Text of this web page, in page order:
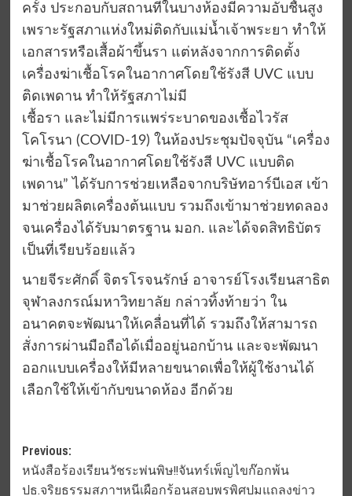
ครั้ง ประกอบกับสถานที่ในบางห้องมีความอับชื้นสูง
เพราะรัฐสภาแห่งใหม่ติดกับแม่น้ำเจ้าพระยา ทำให้
เอกสารหรือเสื้อผ้าขึ้นรา แต่หลังจากการติดตั้ง
เครื่องฆ่าเชื้อโรคในอากาศโดยใช้รังสี UVC แบบ
ติดเพดาน ทำให้รัฐสภาไม่มี
เชื้อรา และไม่มีการแพร่ระบาดของเชื้อไวรัส
โคโรนา (COVID-19) ในห้องประชุมปัจจุบัน “เครื่อง
ฆ่าเชื้อโรคในอากาศโดยใช้รังสี UVC แบบติด
เพดาน” ได้รับการช่วยเหลือจากบริษัทอาร์บีเอส เข้า
มาช่วยผลิตเครื่องต้นแบบ รวมถึงเข้ามาช่วยทดลอง
จนเครื่องได้รับมาตรฐาน มอก. และได้จดสิทธิบัตร
เป็นที่เรียบร้อยแล้ว
นายจีระศักดิ์ จิตรโรจนรักษ์ อาจารย์โรงเรียนสาธิต
จุฬาลงกรณ์มหาวิทยาลัย กล่าวทิ้งท้ายว่า ใน
อนาคตจะพัฒนาให้เคลื่อนที่ได้ รวมถึงให้สามารถ
สั่งการผ่านมือถือได้เมื่ออยู่นอกบ้าน และจะพัฒนา
ออกแบบเครื่องให้มีหลายขนาดเพื่อให้ผู้ใช้งานได้
เลือกใช้ให้เข้ากับขนาดห้อง อีกด้วย
Post
navigation
Previous:
หนังสือร้องเรียนวัชระพ่นพิษ!!จันทร์เพ็ญไขก๊อกพ้น
ปธ.จริยธรรมสภาฯหนีเผือกร้อนสอบพรพิศปมแถลงข่าว